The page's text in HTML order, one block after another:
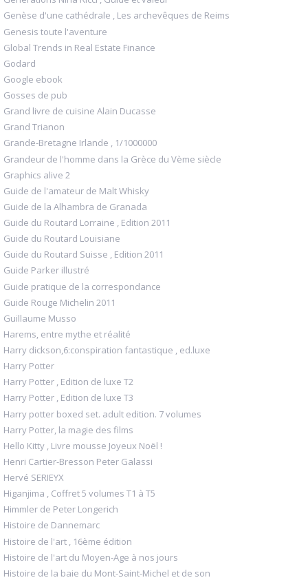
Genèse d'une cathédrale , Les archevêques de Reims
Genesis toute l'aventure
Global Trends in Real Estate Finance
Godard
Google ebook
Gosses de pub
Grand livre de cuisine Alain Ducasse
Grand Trianon
Grande-Bretagne Irlande , 1/1000000
Grandeur de l'homme dans la Grèce du Vème siècle
Graphics alive 2
Guide de l'amateur de Malt Whisky
Guide de la Alhambra de Granada
Guide du Routard Lorraine , Edition 2011
Guide du Routard Louisiane
Guide du Routard Suisse , Edition 2011
Guide Parker illustré
Guide pratique de la correspondance
Guide Rouge Michelin 2011
Guillaume Musso
Harems, entre mythe et réalité
Harry dickson,6:conspiration fantastique , ed.luxe
Harry Potter
Harry Potter , Edition de luxe T2
Harry Potter , Edition de luxe T3
Harry potter boxed set. adult edition. 7 volumes
Harry Potter, la magie des films
Hello Kitty , Livre mousse Joyeux Noël !
Henri Cartier-Bresson Peter Galassi
Hervé SERIEYX
Higanjima , Coffret 5 volumes T1 à T5
Himmler de Peter Longerich
Histoire de Dannemarc
Histoire de l'art , 16ème édition
Histoire de l'art du Moyen-Age à nos jours
Histoire de la baie du Mont-Saint-Michel et de son